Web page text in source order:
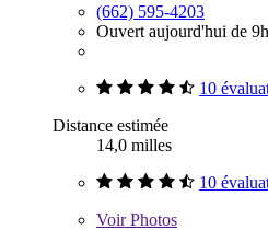
(662) 595-4203
Ouvert aujourd'hui de
10
Distance estimée
14,0 milles
10
VoirPhotos